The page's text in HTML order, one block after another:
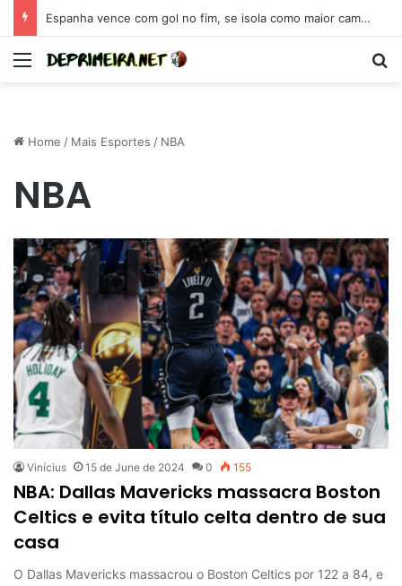
Espanha vence com gol no fim, se isola como maior campeã da Eurocopa e se coloca como candidata para 2026
Menu
Home / Mais Esportes / NBA
NBA
Vinícius 15 de June de 2024 0 155
NBA: Dallas Mavericks massacra Boston
Celtics e evita título celta dentro de sua
casa
O Dallas Mavericks massacrou o Boston Celtics por 122 a 84, e